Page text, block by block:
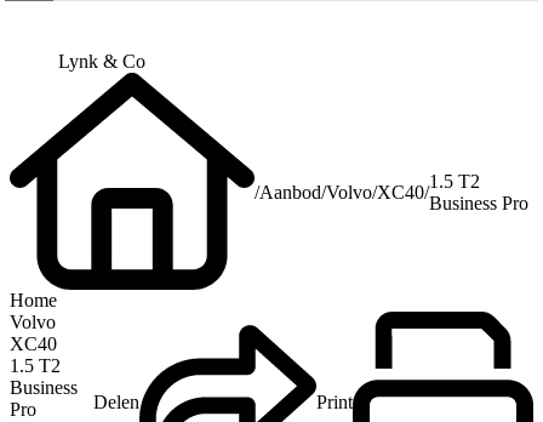
Lynk & Co
Home
/Aanbod/Volvo/XC40/
1.5 T2
Business Pro
Volvo
XC40
1.5 T2
Business
Pro
Delen Print